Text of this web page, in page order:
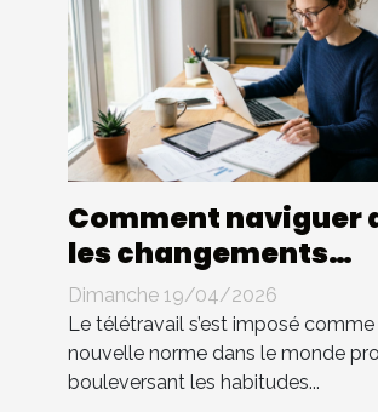
Comment naviguer
les changements
législatifs du
Dimanche 19/04/2026
Le télétravail s’est imposé
nouvelle norme dans le monde
bouleversant les habitudes...